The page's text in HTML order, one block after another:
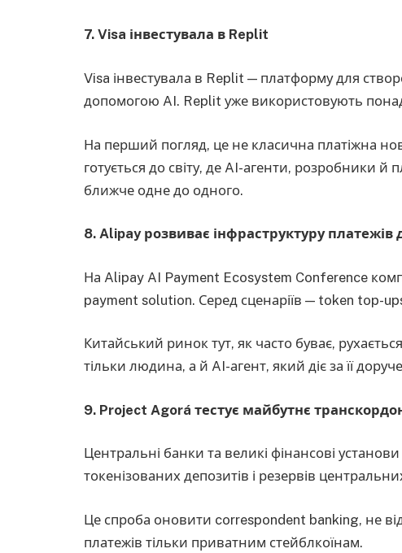
7. Visa інвестувала в Replit
Visa інвестувала в Replit — платформу для
допомогою AI. Replit уже використовують понад
На перший погляд, це не класична платіжна
готується до світу, де AI-агенти, розробники й
ближче одне до одного.
8. Alipay розвиває інфраструктуру платежів
На Alipay AI Payment Ecosystem Conference
payment solution. Серед сценаріїв — token top-
Китайський ринок тут, як часто буває,
тільки людина, а й AI-агент, який діє за її
9. Project Agorá тестує майбутнє
Центральні банки та великі фінансові
токенізованих депозитів і резервів
Це спроба оновити correspondent banking, не
платежів тільки приватним стейблкоїнам.